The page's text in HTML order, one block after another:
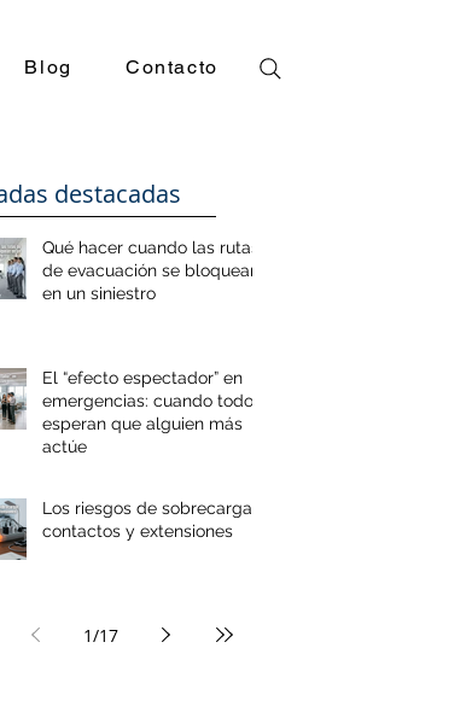
Blog Contacto
destacadas
Qué hacer cuando las rutas
de evacuación se bloquean
en un siniestro
El “efecto espectador” en
emergencias: cuando todos
esperan que alguien más
actúe
Los riesgos de sobrecargar
contactos y extensiones
1/17